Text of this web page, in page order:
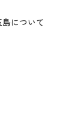
について